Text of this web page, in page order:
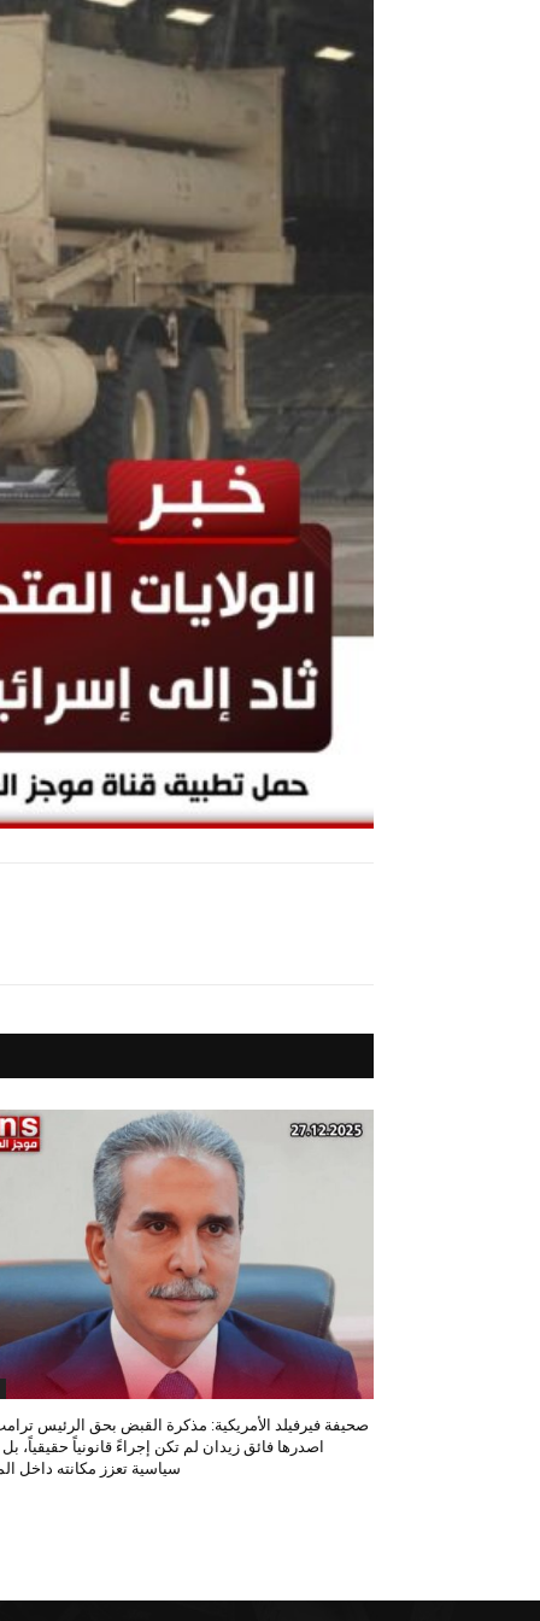
صحيفة فيرفيلد الأمريكية: مذكرة القبض بحق الرئيس
اصدرها فائق زيدان لم تكن إجراءً قانونياً حقيقياً،
سياسية تعزز مكانته داخل